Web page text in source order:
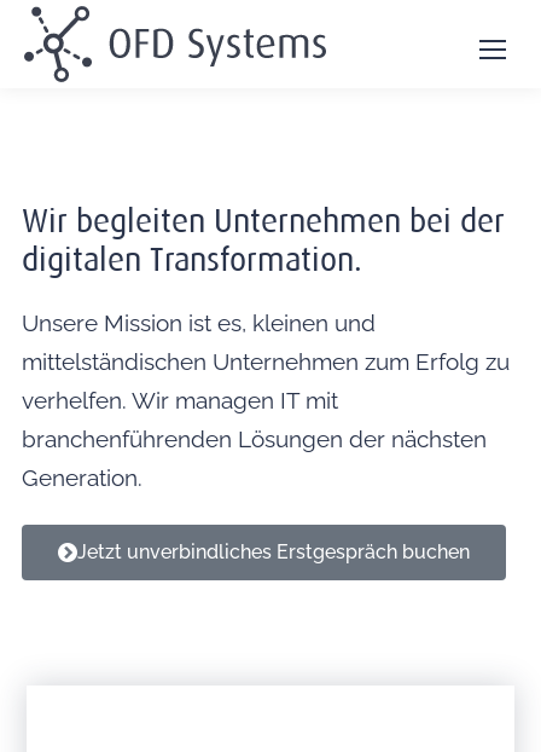
Wir begleiten Unternehmen bei der
digitalen Transformation.
Unsere Mission ist es, kleinen und
mittelständischen Unternehmen zum Erfolg zu
verhelfen. Wir managen IT mit
branchenführenden Lösungen der nächsten
Generation.
Jetzt unverbindliches Erstgespräch buchen